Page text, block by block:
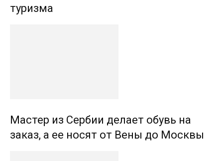
туризма
Мастер из Сербии делает обувь на
заказ, а ее носят от Вены до Москвы